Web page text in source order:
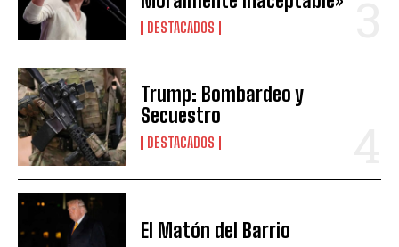
DESTACADOS
Trump: Bombardeo y
Secuestro
DESTACADOS
El Matón del Barrio